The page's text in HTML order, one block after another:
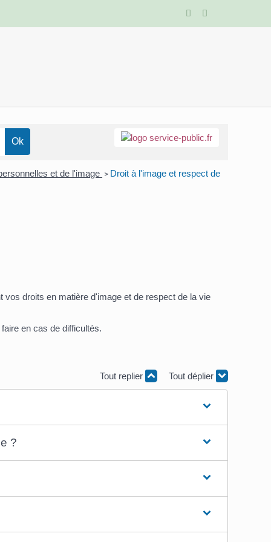
et de l'image > Droit à l'image et respect de
droits en matière d'image et de respect de la vie
en cas de difficultés.
Tout replier
Tout déplier
?